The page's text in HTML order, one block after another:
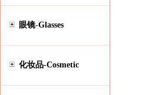
眼镜-Glasses
化妆品-Cosmetic